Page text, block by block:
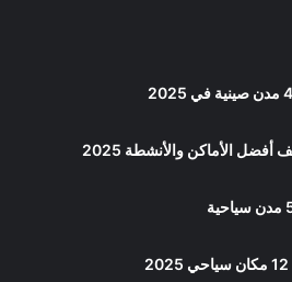
الأماكن والأنشطة 2025